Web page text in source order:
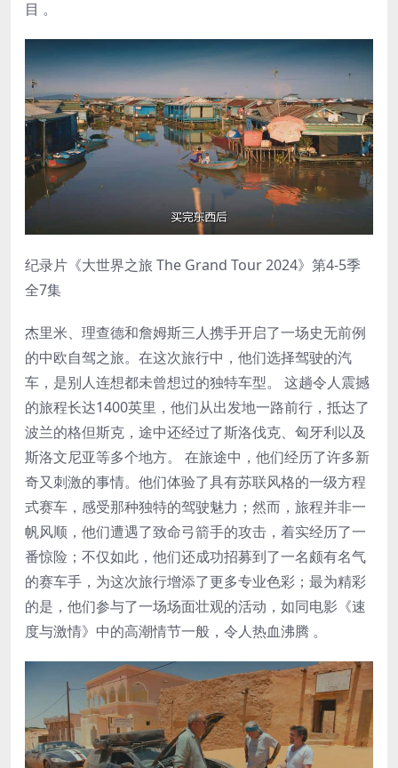
目 。
纪录片《大世界之旅 The Grand Tour 2024》第4-5季
全7集
杰里米、理查德和詹姆斯三人携手开启了一场史无前例
的中欧自驾之旅。在这次旅行中，他们选择驾驶的汽
车，是别人连想都未曾想过的独特车型。 这趟令人震撼
的旅程长达1400英里，他们从出发地一路前行，抵达了
波兰的格但斯克，途中还经过了斯洛伐克、匈牙利以及
斯洛文尼亚等多个地方。 在旅途中，他们经历了许多新
奇又刺激的事情。他们体验了具有苏联风格的一级方程
式赛车，感受那种独特的驾驶魅力；然而，旅程并非一
帆风顺，他们遭遇了致命弓箭手的攻击，着实经历了一
番惊险；不仅如此，他们还成功招募到了一名颇有名气
的赛车手，为这次旅行增添了更多专业色彩；最为精彩
的是，他们参与了一场场面壮观的活动，如同电影《速
度与激情》中的高潮情节一般，令人热血沸腾 。